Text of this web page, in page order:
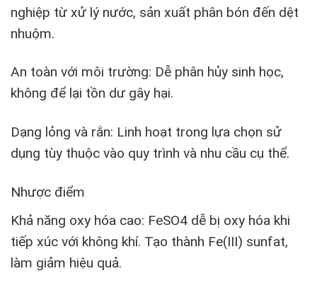
nghiệp từ xử lý nước, sản xuất phân bón đến dệt
nhuộm.
An toàn với môi trường: Dễ phân hủy sinh học,
không để lại tồn dư gây hại.
Dạng lỏng và rắn: Linh hoạt trong lựa chọn sử
dụng tùy thuộc vào quy trình và nhu cầu cụ thể.
Nhược điểm
Khả năng oxy hóa cao: FeSO4 dễ bị oxy hóa khi
tiếp xúc với không khí. Tạo thành Fe(III) sunfat,
làm giảm hiệu quả.